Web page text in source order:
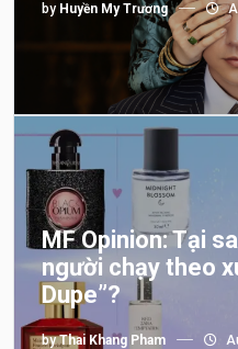
by Huyền My Trương
MF Opinion: Tại
người chạy theo
Dupe”?
byThai Khang Pham